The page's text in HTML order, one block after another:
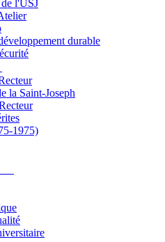
l'USJ
durable
la Saint-Joseph
1975)